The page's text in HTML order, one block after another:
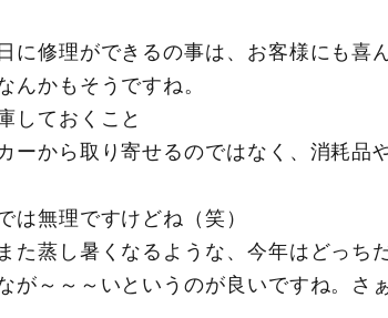
に修理ができるの事は、お客様にも喜
かもそうですね。
しておくこと
ーから取り寄せるのではなく、消耗品
は無理ですけどね（笑）
た蒸し暑くなるような、今年はどっち
が～～～いというのが良いですね。さ